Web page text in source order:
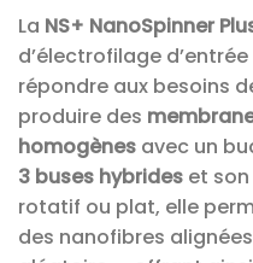
La NS+ NanoSpinner
d’électrofilage
répondre aux besoins
produire des
homogènes avec un
3 buses hybrides et
rotatif ou plat, elle
des nanofibres